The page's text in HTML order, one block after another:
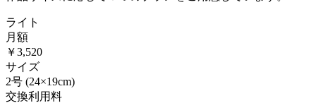
ライト
月額
￥3,520
サイズ
2号 (24×19cm)
交換利用料